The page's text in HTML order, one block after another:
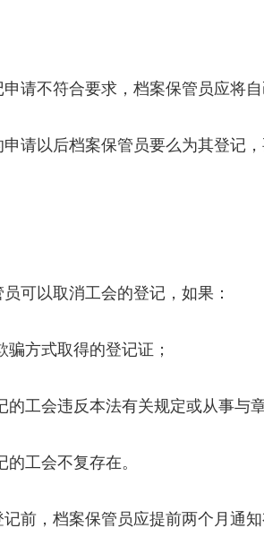
申请不符合要求，档案保管员应将
申请以后档案保管员要么为其登记
可以取消工会的登记，如果：
骗方式取得的登记证；
的工会违反本法有关规定或从事与
的工会不复存在。
记前，档案保管员应提前两个月通